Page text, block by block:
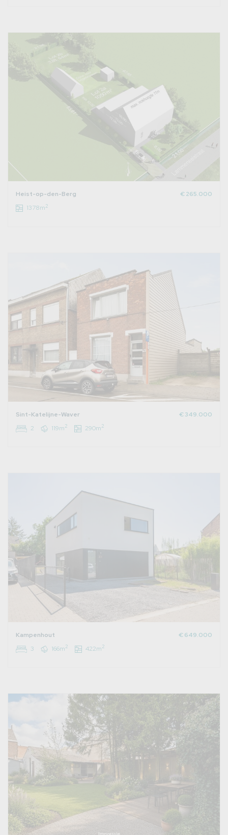
Heist-op-den-Berg
€ 265.000
1378m2
Sint-Katelijne-Waver
€ 349.000
2
119m2 290m2
Kampenhout
€ 649.000
3
166m2 422m2